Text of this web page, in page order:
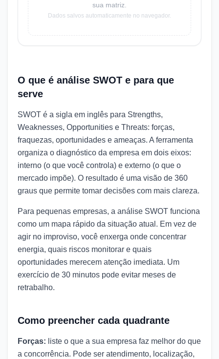
sua matriz.
Dados salvos automaticamente no navegador.
O que é análise SWOT e para que
serve
SWOT é a sigla em inglês para Strengths,
Weaknesses, Opportunities e Threats: forças,
fraquezas, oportunidades e ameaças. A ferramenta
organiza o diagnóstico da empresa em dois eixos:
interno (o que você controla) e externo (o que o
mercado impõe). O resultado é uma visão de 360
graus que permite tomar decisões com mais clareza.
Para pequenas empresas, a análise SWOT funciona
como um mapa rápido da situação atual. Em vez de
agir no improviso, você enxerga onde concentrar
energia, quais riscos monitorar e quais
oportunidades merecem atenção imediata. Um
exercício de 30 minutos pode evitar meses de
retrabalho.
Como preencher cada quadrante
Forças: liste o que a sua empresa faz melhor do que
a concorrência. Pode ser atendimento, localização,